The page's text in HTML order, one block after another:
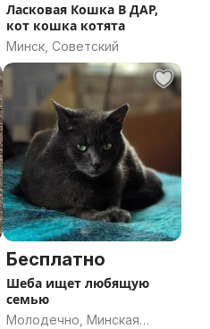
Ласковая Кошка В ДАР,
кот кошка котята
Минск, Советский
Бесплатно
Шеба ищет любящую
семью
Молодечно, Минская